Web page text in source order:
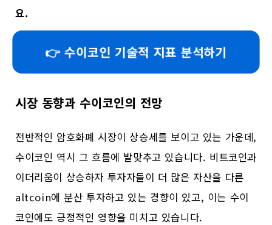
요.
👉 수이코인 기술적 지표 분석하기
시장 동향과 수이코인의 전망
전반적인 암호화폐 시장이 상승세를 보이고 있는 가운데,
수이코인 역시 그 흐름에 발맞추고 있습니다. 비트코인과
이더리움이 상승하자 투자자들이 더 많은 자산을 다른
altcoin에 분산 투자하고 있는 경향이 있고, 이는 수이
코인에도 긍정적인 영향을 미치고 있습니다.